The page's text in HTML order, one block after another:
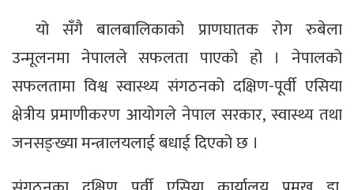
यो सँगै बालबालिकाको प्राणघातक रोग रुबेला
उन्मूलनमा नेपालले सफलता पाएको हो । नेपालको
सफलतामा विश्व स्वास्थ्य संगठनको दक्षिण-पूर्वी एसिया
क्षेत्रीय प्रमाणीकरण आयोगले नेपाल सरकार, स्वास्थ्य तथा
जनसङ्ख्या मन्त्रालयलाई बधाई दिएको छ ।